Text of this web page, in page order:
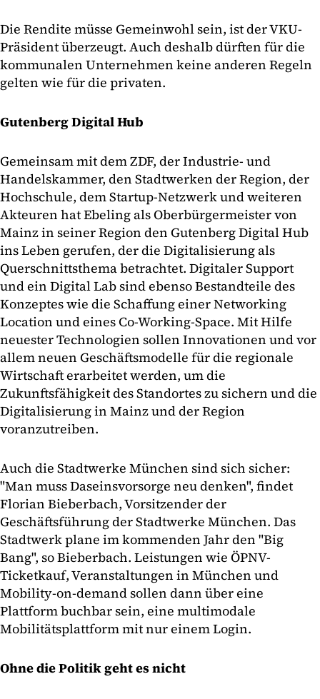
Die Rendite müsse Gemeinwohl sein, ist der VKU-
Präsident überzeugt. Auch deshalb dürften für die
kommunalen Unternehmen keine anderen Regeln
gelten wie für die privaten.
Gutenberg Digital Hub
Gemeinsam mit dem ZDF, der Industrie- und
Handelskammer, den Stadtwerken der Region, der
Hochschule, dem Startup-Netzwerk und weiteren
Akteuren hat Ebeling als Oberbürgermeister von
Mainz in seiner Region den Gutenberg Digital Hub
ins Leben gerufen, der die Digitalisierung als
Querschnittsthema betrachtet. Digitaler Support
und ein Digital Lab sind ebenso Bestandteile des
Konzeptes wie die Schaffung einer Networking
Location und eines Co-Working-Space. Mit Hilfe
neuester Technologien sollen Innovationen und vor
allem neuen Geschäftsmodelle für die regionale
Wirtschaft erarbeitet werden, um die
Zukunftsfähigkeit des Standortes zu sichern und die
Digitalisierung in Mainz und der Region
voranzutreiben.
Auch die Stadtwerke München sind sich sicher:
"Man muss Daseinsvorsorge neu denken", findet
Florian Bieberbach, Vorsitzender der
Geschäftsführung der Stadtwerke München. Das
Stadtwerk plane im kommenden Jahr den "Big
Bang", so Bieberbach. Leistungen wie ÖPNV-
Ticketkauf, Veranstaltungen in München und
Mobility-on-demand sollen dann über eine
Plattform buchbar sein, eine multimodale
Mobilitätsplattform mit nur einem Login.
Ohne die Politik geht es nicht